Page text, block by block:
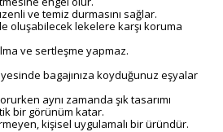
ve temiz durmasını sağlar.
oluşabilecek lekelere karşı koruma
ve sertleşme yapmaz.
bagajınıza koyduğunuz eşyalar
aynı zamanda şık tasarımı
bir görünüm katar.
kişisel uygulamalı bir üründür.